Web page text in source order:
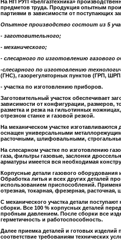
На НП РУП «Белгазтехника»
предметов труда. Продукция опытным
партиями в зависимости от поступающих
Опытное производство состоит из 5
- заготовительного;
- механического;
- слесарного по изготовлению газового
-слесарного по изготовлению
(ГНС), газорегуляторных пунктов (ГРП,
- участка по изготовлению приборов.
Заготовительный участок обеспечивает
зависимости от конфигурации, размеров,
разметка и резка на гильотинных
отрезном станке и газовой резкой.
На механическом участке изготавливаются
оснащен универсальными
расточными, шлифовальными,
На слесарном участке по изготовлению
газа, фильтры газовые, заслонки
арматуры имеется вся необходимая
Корпусные детали газового оборудования
Обработка литья и всех других деталей
использованием приспособлений.
отрезная, токарная, фрезерная,
С механического участка детали
сборки. Все 100 % корпусных деталей
пробным давлением. После сборки все
герметичность и работоспособность.
Далее приемка деталей и готовых изделий
соответствие требованиям технических